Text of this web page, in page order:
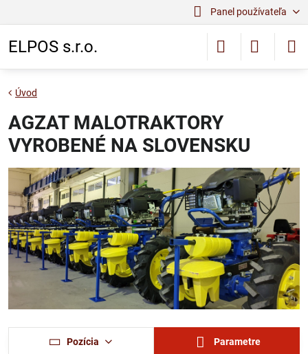
Panel používateľa
ELPOS s.r.o.
Úvod
AGZAT MALOTRAKTORY
VYROBENÉ NA SLOVENSKU
Pozícia Parametre